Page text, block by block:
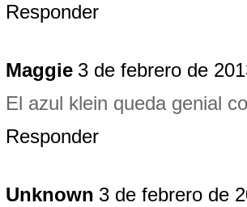
Responder
Maggie 3 de febrero de
El azul klein queda genial
Responder
Unknown 3 de febrero de